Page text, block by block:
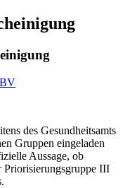
des Gesundheitsamts
Gruppen eingeladen
Aussage, ob
Priorisierungsgruppe III